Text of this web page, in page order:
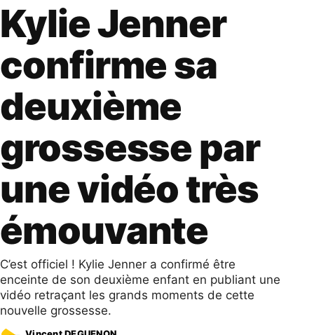
Kylie Jenner
confirme sa
deuxième
grossesse par
une vidéo très
émouvante
C’est officiel ! Kylie Jenner a confirmé être
enceinte de son deuxième enfant en publiant une
vidéo retraçant les grands moments de cette
nouvelle grossesse.